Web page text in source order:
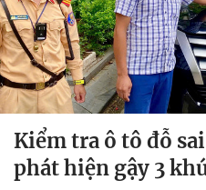
Kiểm tra ô tô đỗ
phát hiện gậy 3